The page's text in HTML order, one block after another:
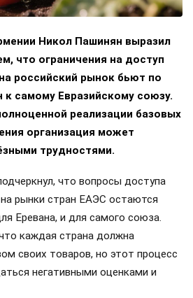
Никол Пашинян выразил
что ограничения на доступ
российский рынок бьют по
самому Евразийскому союзу.
реализации базовых
организация может
трудностями.
что вопросы доступа
рынки стран ЕАЭС остаются
Еревана, и для самого союза.
каждая страна должна
своих товаров, но этот процесс
негативными оценками и